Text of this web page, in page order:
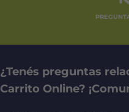
¿Tenés preguntas
Carrito Online?